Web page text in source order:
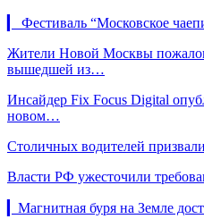
▎ Фестиваль “Московское
Жители Новой Москвы
вышедшей из…
Инсайдер Fix Focus Digital
новом…
Столичных водителей
Власти РФ ужесточили
▎Магнитная буря на Земле